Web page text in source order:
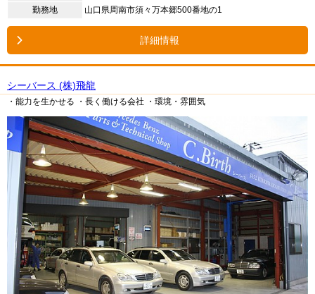
勤務地
山口県周南市須々万本郷500番地の1
詳細情報
シーバース (株)飛龍
・能力を生かせる ・長く働ける会社 ・環境・雰囲気